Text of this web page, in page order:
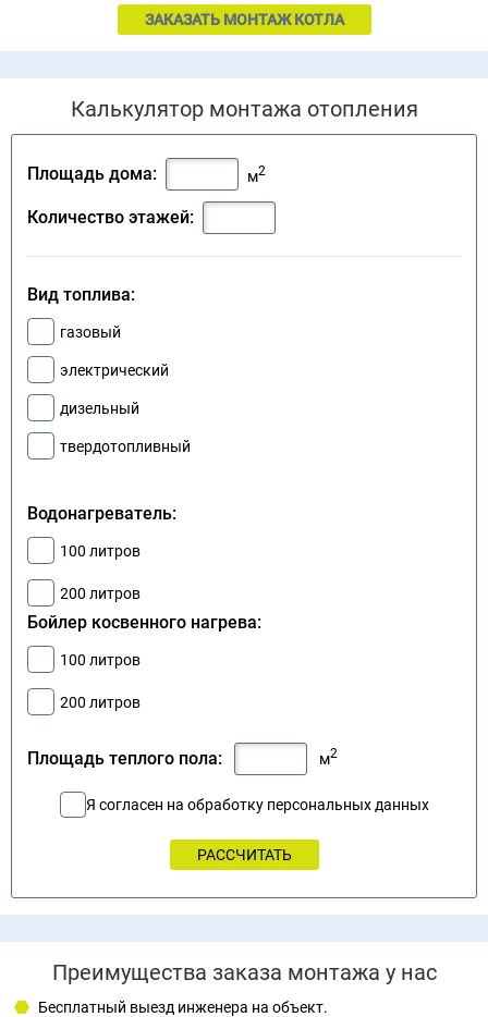
ЗАКАЗАТЬ МОНТАЖ КОТЛА
Калькулятор монтажа отопления
Площадь дома: м2
Количество этажей:
Вид топлива:
газовый
электрический
дизельный
твердотопливный
Водонагреватель:
100 литров
200 литров
Бойлер косвенного нагрева:
100 литров
200 литров
Площадь теплого пола: м2
Я согласен на обработку персональных данных
Преимущества заказа монтажа у нас
Бесплатный выезд инженера на объект.